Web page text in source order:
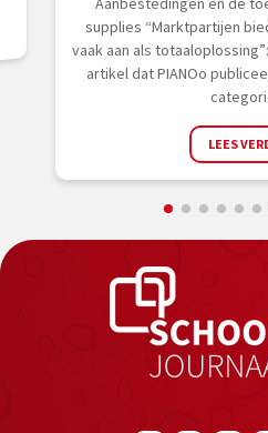
supplies “Marktpartijen
vaak aan als
artikel dat PIANOo
LEES